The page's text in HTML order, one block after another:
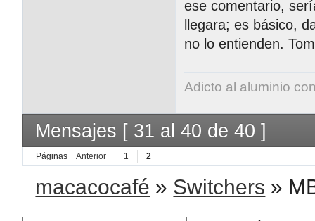
ese comentario,
llegara; es básico,
no lo entienden.
Adicto al aluminio
Mensajes [ 31 al 40 de 40 ]
Páginas Anterior 1 2
macacocafé » Switchers »